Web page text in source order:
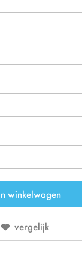
winkelwagen
vergelijk